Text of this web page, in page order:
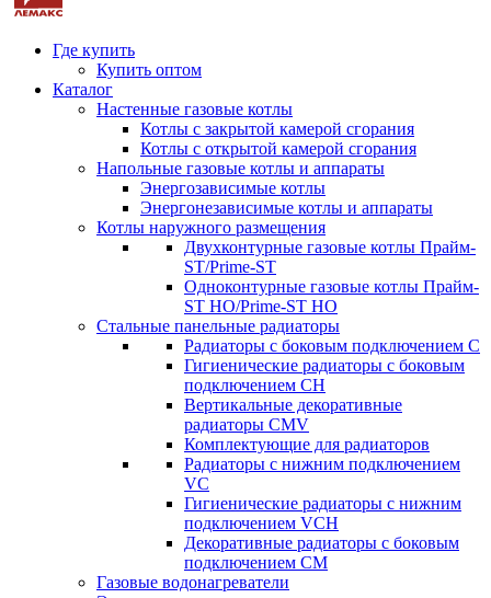
Где купить
Купить оптом
Каталог
Настенные газовые котлы
Котлы с закрытой камерой сгорания
Котлы с открытой камерой сгорания
Напольные газовые котлы и аппараты
Энергозависимые котлы
Энергонезависимые котлы и аппараты
Котлы наружного размещения
Двухконтурные газовые котлы Прайм-
ST/Prime-ST
Одноконтурные газовые котлы Прайм-
ST HO/Prime-ST HO
Стальные панельные радиаторы
Радиаторы c боковым подключением C
Гигиенические радиаторы c боковым
подключением CH
Вертикальные декоративные
радиаторы CMV
Комплектующие для радиаторов
Радиаторы c нижним подключением
VC
Гигиенические радиаторы c нижним
подключением VCH
Декоративные радиаторы с боковым
подключением CM
Газовые водонагреватели